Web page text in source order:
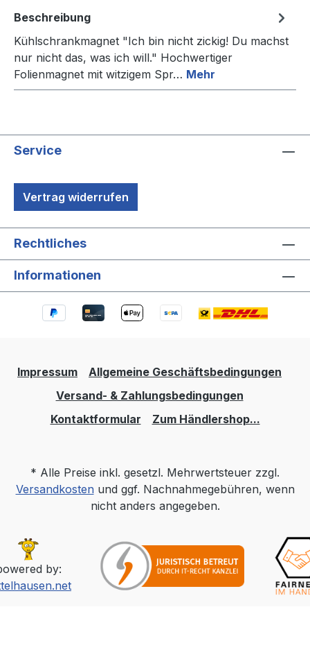
Beschreibung
Kühlschrankmagnet "Ich bin nicht zickig! Du machst
nur nicht das, was ich will." Hochwertiger
Folienmagnet mit witzigem Spr… Mehr
Service
Vertrag widerrufen
Rechtliches
Informationen
Impressum
Allgemeine Geschäftsbedingungen
Versand- & Zahlungsbedingungen
Kontaktformular
Zum Händlershop...
* Alle Preise inkl. gesetzl. Mehrwertsteuer zzgl.
Versandkostenund ggf. Nachnahmegebühren, wenn
nicht anders angegeben.
by: